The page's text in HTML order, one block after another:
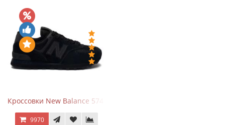
Кроссовки New Balance 574 All Black
9970